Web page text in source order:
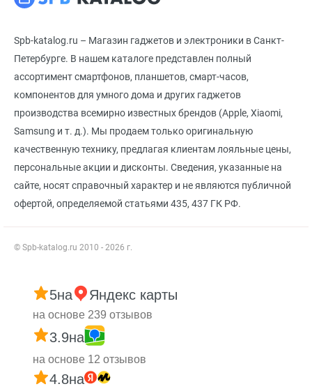
Spb-katalog.ru – Магазин гаджетов и электроники в Санкт-
Петербурге. В нашем каталоге представлен полный
ассортимент смартфонов, планшетов, смарт-часов,
компонентов для умного дома и других гаджетов
производства всемирно известных брендов (Apple, Xiaomi,
Samsung и т. д.). Мы продаем только оригинальную
качественную технику, предлагая клиентам лояльные цены,
персональные акции и дисконты. Сведения, указанные на
сайте, носят справочный характер и не являются публичной
офертой, определяемой статьями 435, 437 ГК РФ.
© Spb-katalog.ru 2010 - 2026 г.
5на Яндекс карты
на основе 239 отзывов
3.9на
на основе 12 отзывов
4.8на